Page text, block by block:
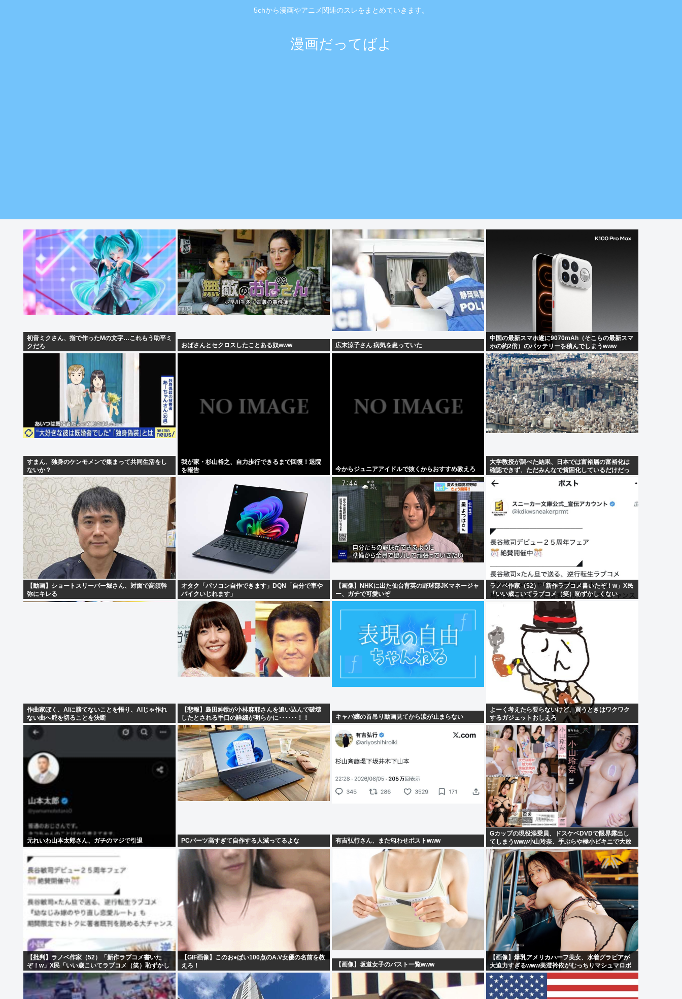
5chから漫画やアニメ関連のスレをまとめていきます。
漫画だってばよ
初音ミクさん、指で作ったMの文字…これもう助平ミ
クだろ
おばさんとセクロスしたことある奴www 広末涼子さん 病気を患っていた
中国の最新スマホ遂に9070mAh（そこらの最新スマ
ホの約2倍）のバッテリーを積んでしまうwww
すまん、独身のケンモメンで集まって共同生活をし
ないか？
我が家・杉山裕之、自力歩行できるまで回復！退院
を報告
今からジュニアアイドルで抜くからおすすめ教えろ
大学教授が調べた結果、日本では富裕層の富裕化は
確認できず、ただみんなで貧困化しているだけだっ
【動画】ショートスリーパー堀さん、対面で高須幹
弥にキレる
オタク「パソコン自作できます」DQN「自分で車や
バイクいじれます」
【画像】NHKに出た仙台育英の野球部JKマネージャ
ー、ガチで可愛いぞ
ラノベ作家（52）「新作ラブコメ書いたぞ！w」X民
「いい歳こいてラブコメ（笑）恥ずかしくない
作曲家ぼく、AIに勝てないことを悟り、AIじゃ作れ
ない曲へ舵を切ることを決断
【悲報】島田紳助が小林麻耶さんを追い込んで破壊
したとされる手口の詳細が明らかに･･････！！
キャバ嬢の首吊り動画見てから涙が止まらない
よーく考えたら要らないけど、買うときはワクワク
するガジェットおしえろ
元れいわ山本太郎さん、ガチのマジで引退 PCパーツ高すぎて自作する人減ってるよな 有吉弘行さん、また匂わせポストwww
Gカップの現役添乗員、ドスケベDVDで限界露出し
てしまうwww小山玲奈、手ぶらや極小ビキニで大放
出！！新作「聖なる山」の動画＆画像まとめ！
【批判】ラノベ作家（52）「新作ラブコメ書いた
ぞ！w」X民「いい歳こいてラブコメ（笑）恥ずかし
くないの？」←やめたれwと話題に
【GIF画像】このお●ぱい100点のA.V女優の名前を教
えろ！
【画像】坂道女子のバスト一覧www
【画像】爆乳アメリカハーフ美女、水着グラビアが
大迫力すぎるwww美澄衿依がむっちりマシュマロボ
ディを解放！！